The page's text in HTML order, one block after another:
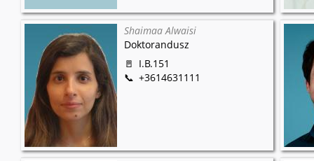
Shaimaa Alwaisi
Doktorandusz
I.B.151
+3614631111